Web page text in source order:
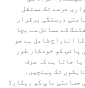
عرصے تک مستقل
درستگی برقرار
کے مسائل سے بچا
اندراج شامل ہے جو
پائپ کو خودکار طور
جاتا ہے کہ صرف
تک پہنچیں۔
جسامتی ماپ کو ریکارڈ